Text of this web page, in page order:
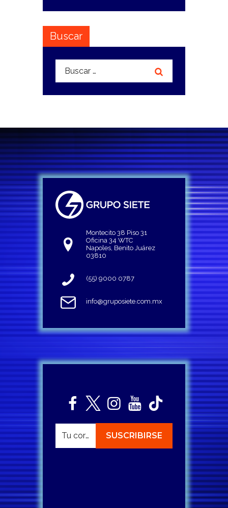
Buscar
Buscar:
Montecito 38 Piso 31
Oficina 34 WTC
Napoles, Benito Juárez
03810
(55) 9000 0787
info@gruposiete.com.mx